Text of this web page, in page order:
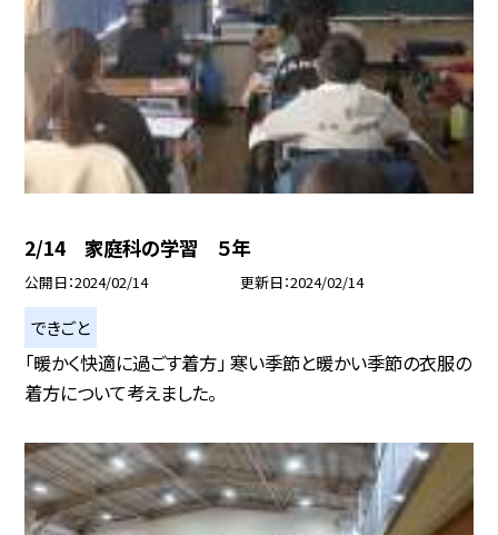
2/14 家庭科の学習 ５年
公開日 2024/02/14 更新日 2024/02/14
できごと
「暖かく快適に過ごす着方」 寒い季節と暖かい季節の衣服の
着方について考えました。